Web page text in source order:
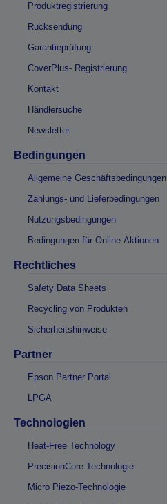
Produktregistrierung
Rücksendung
Garantieprüfung
CoverPlus- Registrierung
Kontakt
Händlersuche
Newsletter
Bedingungen
Allgemeine Geschäftsbedingungen
Zahlungs- und Lieferbedingungen
Nutzungsbedingungen
Bedingungen für Online-Aktionen
Rechtliches
Safety Data Sheets
Recycling von Produkten
Sicherheitshinweise
Partner
Epson Partner Portal
LPGA
Technologien
Heat-Free Technology
PrecisionCore-Technologie
Micro Piezo-Technologie